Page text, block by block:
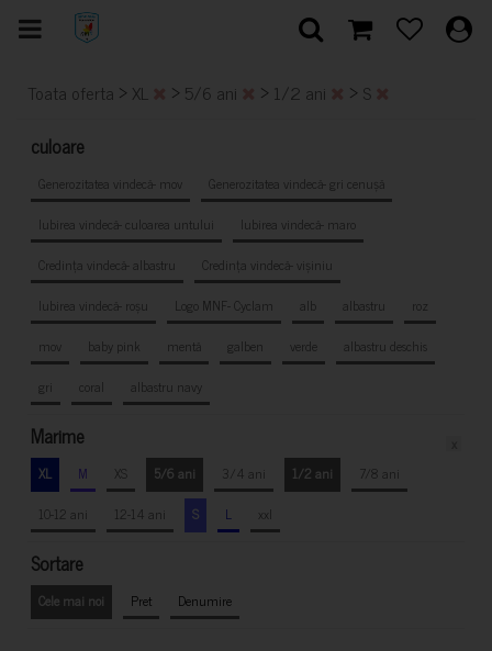
Toata oferta > XL > 5/6 ani > 1/2 ani > S
culoare
Generozitatea vindecă- mov
Generozitatea vindecă- gri cenușă
Iubirea vindecă- culoarea untului
Iubirea vindecă- maro
Credința vindecă- albastru
Credința vindecă- vișiniu
Iubirea vindecă- roșu
Logo MNF- Cyclam alb albastru
roz
mov
baby pink mentă galben verde
albastru deschis
gri
coral albastru navy
Marime
XL M XS 5/6 ani 3/4 ani 1/2 ani
7/8 ani
10-12 ani
12-14 ani S L xxl
Sortare
Cele mai noi Pret Denumire